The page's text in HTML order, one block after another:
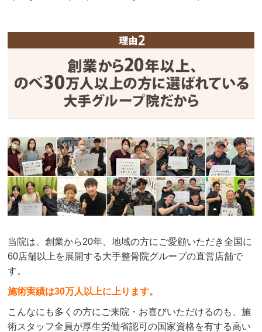
当院は、創業から20年、地域の方にご愛顧いただき全国に
60店舗以上を展開する大手整骨院グループの直営店舗で
す。
施術実績は30万人以上に上ります。
こんなにも多くの方にご来院・お喜びいただけるのも、施
術スタッフ全員が厚生労働省認可の国家資格を有する高い